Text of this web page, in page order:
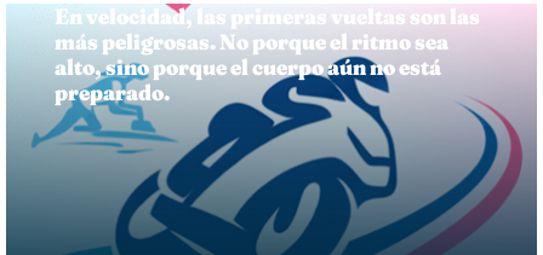
En velocidad, las primeras vueltas son las
más peligrosas. No porque el ritmo sea
alto, sino porque el cuerpo aún no está
preparado.